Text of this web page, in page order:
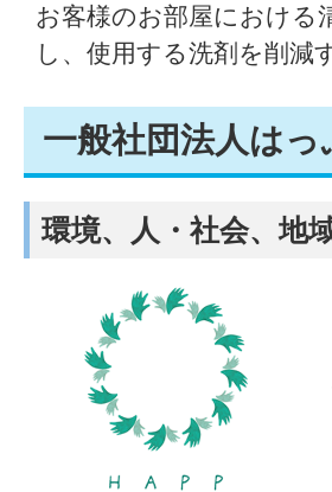
お客様のお部屋における
し、使用する洗剤を削減
一般社団法人はっ
環境、人・社会、地